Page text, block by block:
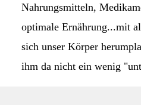
Nahrungsmitteln,
optimale Ernährung...mit
sich unser Körper
ihm da nicht ein wenig